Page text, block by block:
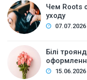
Чем Roots
уходу
07.07.2026
Білі
15.06.2026